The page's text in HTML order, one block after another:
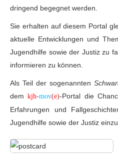
dringend begegnet werden.
Sie erhalten auf diesem Portal
aktuelle Entwicklungen und
Jugendhilfe sowie der Justiz zu
informieren zu können.
Als Teil der sogenannten
demkjh-mov(e)-Portal die
Erfahrungen und
Jugendhilfe sowie der Justiz